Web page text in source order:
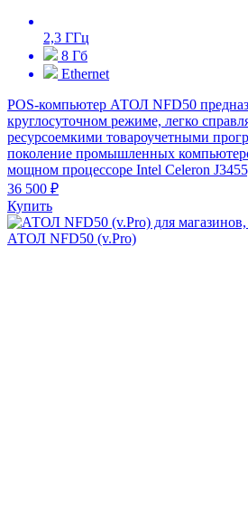
2,3 ГГц
8 Гб
Ethernet
POS-компьютер АТОЛ NFD50
круглосуточном режиме, легко
ресурсоемкими товароучетными
поколение промышленных
мощном процессоре Intel Celeron
36 500 ₽
Купить
АТОЛ NFD50 (v.Pro)